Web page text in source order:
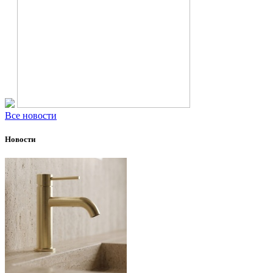
Все новости
Новости